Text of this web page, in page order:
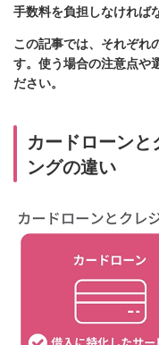
手数料を負担しなければ
この記事では、それぞれ
す。使う場合の注意点や
ださい。
カードローン
ングの違い